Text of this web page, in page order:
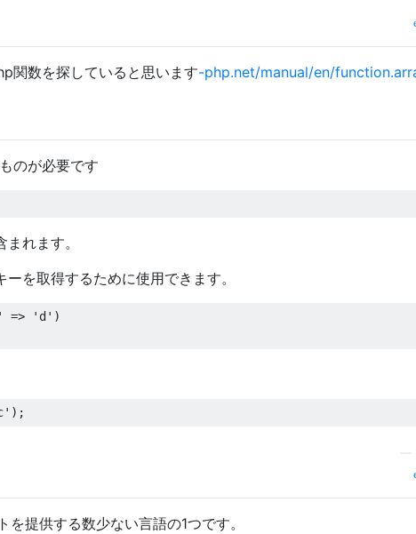
関数を探していると思います-php.net/manual/en/
のが必要です
れます。
を取得するために使用できます。
=> 'd' )
);
提供する数少ない言語の1つです。